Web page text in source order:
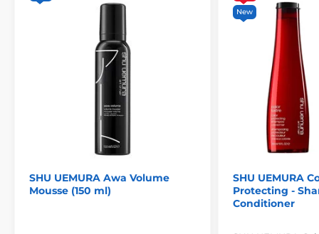
SHU UEMURA Awa Volume
Mousse (150 ml)
New
SHU UEMURA
Protecting -
Conditioner